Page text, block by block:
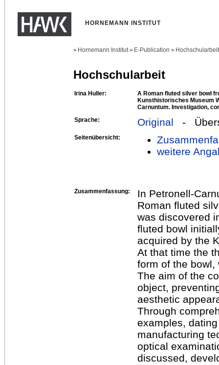
HORNEMANN INSTITUT
> Hornemann Institut > E-Publication >
Hochschularbeit
Irina Huller:
A Roman fluted silver bowl
Kunsthistorisches Museum
Carnuntum. Investigation,
Sprache:
Original -
Seitenübersicht:
weitere
Zusammenfassung:
In Petronell-
Roman fluted
was discovered
fluted bowl
acquired by the
At that time the
form of the bowl,
The aim of the
object,
aesthetic
Through
examples,
manufacturing
optical
discussed,